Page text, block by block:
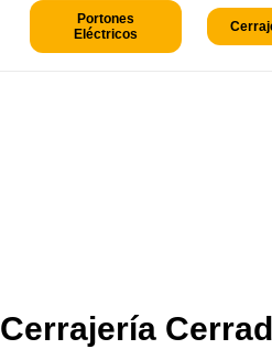
Portones
Eléctricos
Cerrajería